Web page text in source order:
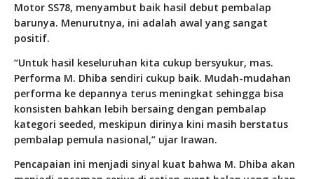
Motor SS78, menyambut baik hasil debut pembalap
barunya. Menurutnya, ini adalah awal yang sangat
positif.
“Untuk hasil keseluruhan kita cukup bersyukur, mas.
Performa M. Dhiba sendiri cukup baik. Mudah-mudahan
performa ke depannya terus meningkat sehingga bisa
konsisten bahkan lebih bersaing dengan pembalap
kategori seeded, meskipun dirinya kini masih berstatus
pembalap pemula nasional,” ujar Irawan.
Pencapaian ini menjadi sinyal kuat bahwa M. Dhiba akan